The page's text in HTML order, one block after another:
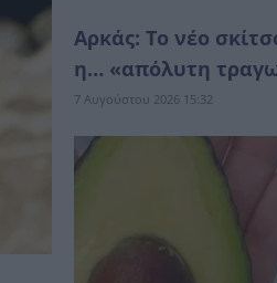
Αρκάς: Το νέο
η… «απόλυτη
7 Αυγούστου 2026 15:32